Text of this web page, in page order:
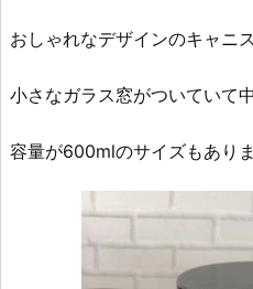
おしゃれなデザインのキャニ
小さなガラス窓がついていて
容量が600mlのサイズもありま